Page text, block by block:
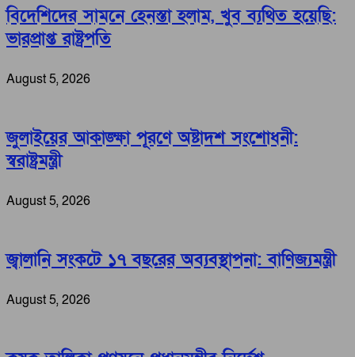
বিদেশিদের সামনে হেনস্তা হলাম, খুব ব্যথিত হয়েছি:
ভারপ্রাপ্ত রাষ্ট্রপতি
August 5, 2026
জুলাইয়ের আকাঙ্ক্ষা পূরণে অষ্টাদশ সংশোধনী:
স্বরাষ্ট্রমন্ত্রী
August 5, 2026
জ্বালানি সংকটে ১৭ বছরের অব্যবস্থাপনা: বাণিজ্যমন্ত্রী
August 5, 2026